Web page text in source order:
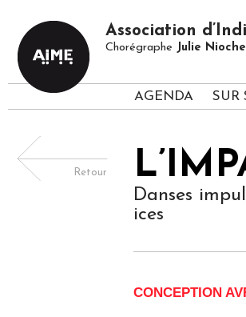
Association
Chorégraphe Julie Nioche
AGENDA SUR
Retour
Danses
ices
CONCEPTION